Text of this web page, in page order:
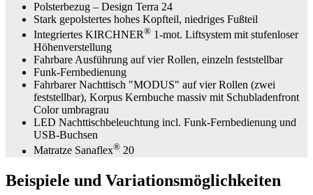
Polsterbezug – Design Terra 24
Stark gepolstertes hohes Kopfteil, niedriges Fußteil
Integriertes KIRCHNER® 1-mot. Liftsystem mit stufenloser
Höhenverstellung
Fahrbare Ausführung auf vier Rollen, einzeln feststellbar
Funk-Fernbedienung
Fahrbarer Nachttisch "MODUS" auf vier Rollen (zwei
feststellbar), Korpus Kernbuche massiv mit Schubladenfront
Color umbragrau
LED Nachttischbeleuchtung incl. Funk-Fernbedienung und
USB-Buchsen
Matratze Sanaflex® 20
Beispiele und Variationsmöglichkeiten